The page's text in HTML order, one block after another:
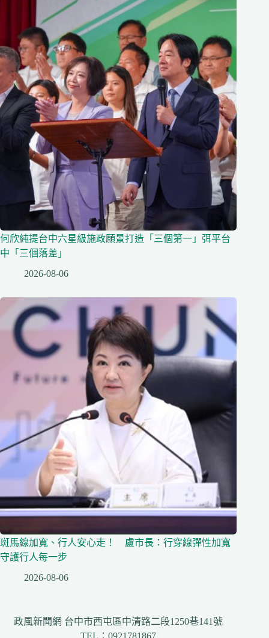
何欣純提台中六星級施政願景打造「三個第一」弭平台
中「三個落差」
2026-08-06
斑馬線加寬、行人安心走！ 盧市長：行穿線彈性加寬
守護行人每一步
2026-08-06
政風新聞網 台中市西屯區中清路二段1250巷141號
TEL：0921781867